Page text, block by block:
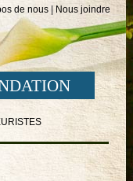
de nous Nous joindre